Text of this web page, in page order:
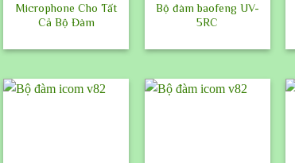
Microphone Cho Tất
Cả Bộ Đàm
Bộ đàm baofeng UV-
5RC